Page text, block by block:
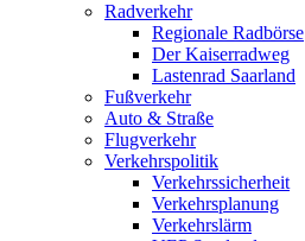
Radverkehr
Regionale Radbörse
Der Kaiserradweg
Lastenrad Saarland
Fußverkehr
Auto & Straße
Flugverkehr
Verkehrspolitik
Verkehrssicherheit
Verkehrsplanung
Verkehrslärm